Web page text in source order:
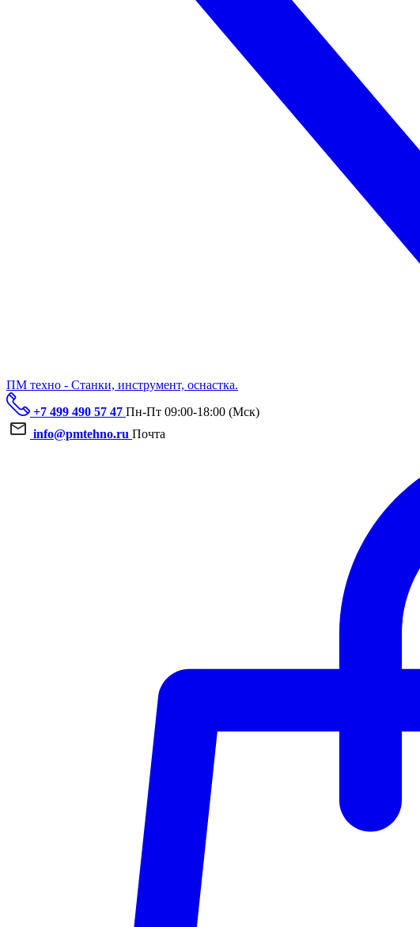
ПМ техно - Станки, инструмент, оснастка.
+7 499 490 57 47 Пн-Пт 09:00-18:00 (Мск)
info@pmtehno.ru Почта